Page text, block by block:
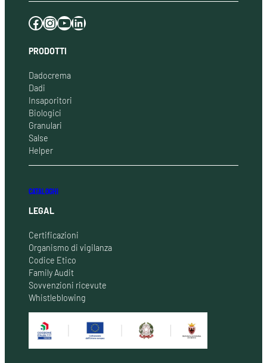
Facebook Instagram YouTube LinkedIn
PRODOTTI
Dadocrema
Dadi
Insaporitori
Biologici
Granulari
Salse
Helper
CATALOGHI
LEGAL
Certificazioni
Organismo di vigilanza
Codice Etico
Family Audit
Sovvenzioni ricevute
Whistleblowing